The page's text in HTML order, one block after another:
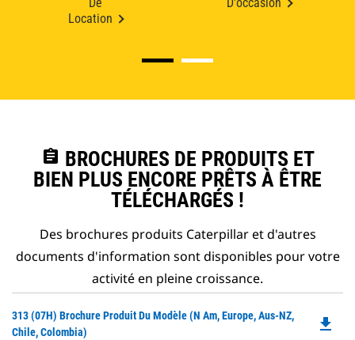
De
Location
D'occasion
assignment BROCHURES DE PRODUITS ET
BIEN PLUS ENCORE PRÊTS À ÊTRE
TÉLÉCHARGÉS !
Des brochures produits Caterpillar et d'autres
documents d'information sont disponibles pour votre
activité en pleine croissance.
313 (07H) Brochure Produit Du Modèle (N Am, Europe, Aus-NZ,
Chile, Colombia)
file_download